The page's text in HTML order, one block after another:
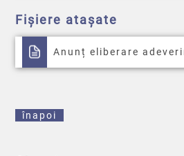
Fișiere atașate
Anunț eliberare
înapoi